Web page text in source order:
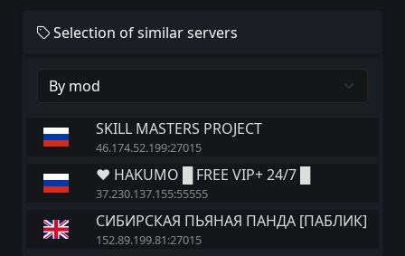
Selection of similar servers
SKILL MASTERS PROJECT
46.174.52.199:27015
♥ HAKUMO █ FREE VIP+ 24/7 █
37.230.137.155:55555
СИБИРСКАЯ ПЬЯНАЯ ПАНДА [ПАБЛИК]
152.89.199.81:27015